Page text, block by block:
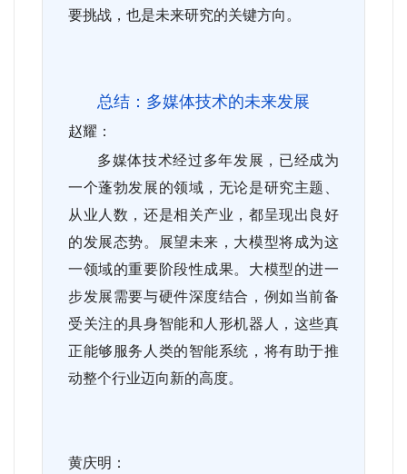
要挑战，也是未来研究的关键方向。
总结：多媒体技术的未来发展
赵耀：
多媒体技术经过多年发展，已经成为
一个蓬勃发展的领域，无论是研究主题、
从业人数，还是相关产业，都呈现出良好
的发展态势。展望未来，大模型将成为这
一领域的重要阶段性成果。大模型的进一
步发展需要与硬件深度结合，例如当前备
受关注的具身智能和人形机器人，这些真
正能够服务人类的智能系统，将有助于推
动整个行业迈向新的高度。
黄庆明：